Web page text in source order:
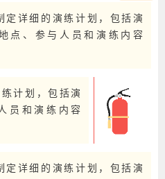
定详细的演练计划，包括演
点、参与人员和演练内容
计划，包括演
员和演练内容
定详细的演练计划，包括演